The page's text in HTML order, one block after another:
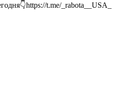
t.me/_rabota__USA_